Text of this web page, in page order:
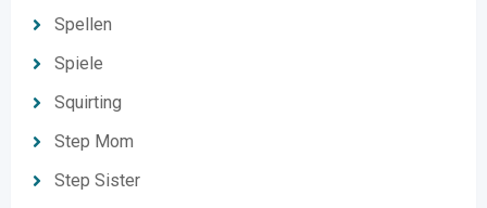
Spellen
Spiele
Squirting
Step Mom
Step Sister